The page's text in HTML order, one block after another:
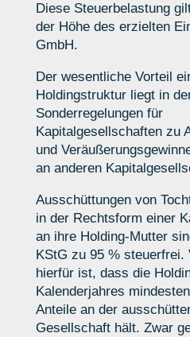
Diese Steuerbelastung
der Höhe des erzielten
GmbH.
Der wesentliche Vorteil
Holdingstruktur liegt in
Sonderregelungen für
Kapitalgesellschaften zu
und
an anderen
Ausschüttungen von
in der Rechtsform einer
an ihre Holding-Mutter
KStG zu 95 % steuerfrei.
hierfür ist, dass die
Kalenderjahres
Anteile an der
Gesellschaft hält. Zwar